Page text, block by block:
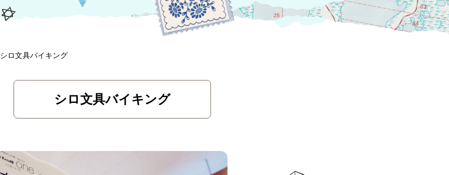
シロ文具バイキング
シロ文具バイキング